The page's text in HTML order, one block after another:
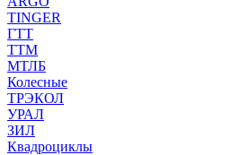
TINGER
ГТТ
ТТМ
МТЛБ
Колесные
ТРЭКОЛ
УРАЛ
ЗИЛ
Квадроциклы